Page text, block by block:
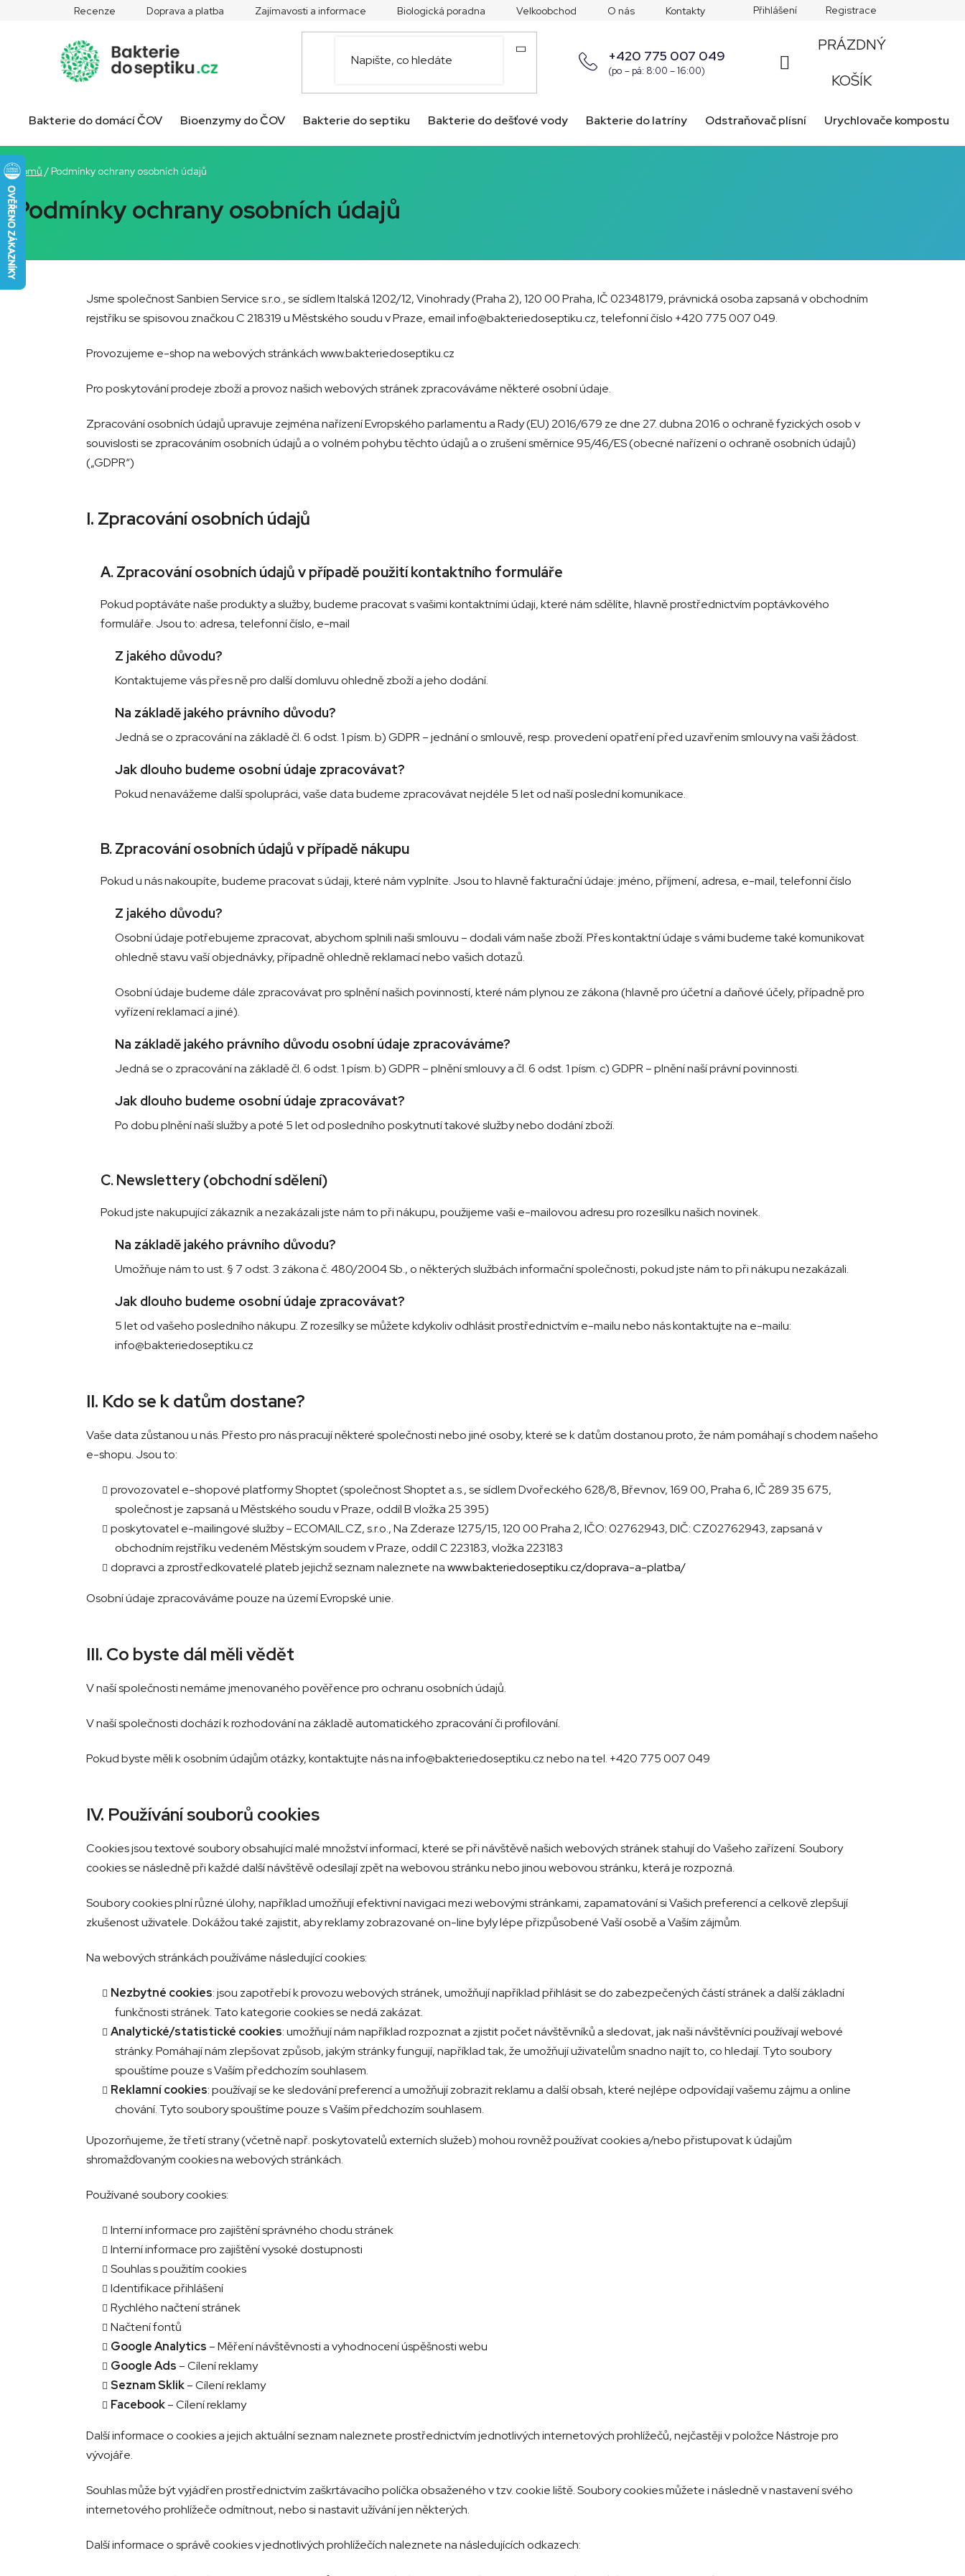
Recenze Doprava a platba Zajímavosti a informace Biologická poradna Velkoobchod O nás Kontakty Přihlášení Registrace
+420 775 007 049
(po – pá: 8:00 – 16:00)
NÁKUPNÍ
KOŠÍK
PRÁZDNÝ
KOŠÍK
Bakterie do domácí ČOV Bioenzymy do ČOV Bakterie do septiku Bakterie do dešťové vody Bakterie do latríny Odstraňovač plísní Urychlovače kompostu
Domů / Podmínky ochrany osobních údajů
Podmínky ochrany osobních údajů
Jsme společnost Sanbien Service s.r.o., se sídlem Italská 1202/12, Vinohrady (Praha 2), 120 00 Praha, IČ 02348179, právnická osoba zapsaná v obchodním
rejstříku se spisovou značkou C 218319 u Městského soudu v Praze, email info@bakteriedoseptiku.cz, telefonní číslo +420 775 007 049.
Provozujeme e-shop na webových stránkách www.bakteriedoseptiku.cz
Pro poskytování prodeje zboží a provoz našich webových stránek zpracováváme některé osobní údaje.
Zpracování osobních údajů upravuje zejména nařízení Evropského parlamentu a Rady (EU) 2016/679 ze dne 27. dubna 2016 o ochraně fyzických osob v
souvislosti se zpracováním osobních údajů a o volném pohybu těchto údajů a o zrušení směrnice 95/46/ES (obecné nařízení o ochraně osobních údajů)
(„GDPR“)
I. Zpracování osobních údajů
A. Zpracování osobních údajů v případě použití kontaktního formuláře
Pokud poptáváte naše produkty a služby, budeme pracovat s vašimi kontaktními údaji, které nám sdělíte, hlavně prostřednictvím poptávkového
formuláře. Jsou to: adresa, telefonní číslo, e-mail
Z jakého důvodu?
Kontaktujeme vás přes ně pro další domluvu ohledně zboží a jeho dodání.
Na základě jakého právního důvodu?
Jedná se o zpracování na základě čl. 6 odst. 1 písm. b) GDPR – jednání o smlouvě, resp. provedení opatření před uzavřením smlouvy na vaši žádost.
Jak dlouho budeme osobní údaje zpracovávat?
Pokud nenavážeme další spolupráci, vaše data budeme zpracovávat nejdéle 5 let od naší poslední komunikace.
B. Zpracování osobních údajů v případě nákupu
Pokud u nás nakoupíte, budeme pracovat s údaji, které nám vyplníte. Jsou to hlavně fakturační údaje: jméno, příjmení, adresa, e-mail, telefonní číslo
Z jakého důvodu?
Osobní údaje potřebujeme zpracovat, abychom splnili naši smlouvu – dodali vám naše zboží. Přes kontaktní údaje s vámi budeme také komunikovat
ohledně stavu vaší objednávky, případně ohledně reklamací nebo vašich dotazů.
Osobní údaje budeme dále zpracovávat pro splnění našich povinností, které nám plynou ze zákona (hlavně pro účetní a daňové účely, případně pro
vyřízení reklamací a jiné).
Na základě jakého právního důvodu osobní údaje zpracováváme?
Jedná se o zpracování na základě čl. 6 odst. 1 písm. b) GDPR – plnění smlouvy a čl. 6 odst. 1 písm. c) GDPR – plnění naší právní povinnosti.
Jak dlouho budeme osobní údaje zpracovávat?
Po dobu plnění naší služby a poté 5 let od posledního poskytnutí takové služby nebo dodání zboží.
C. Newslettery (obchodní sdělení)
Pokud jste nakupující zákazník a nezakázali jste nám to při nákupu, použijeme vaši e-mailovou adresu pro rozesílku našich novinek.
Na základě jakého právního důvodu?
Umožňuje nám to ust. § 7 odst. 3 zákona č. 480/2004 Sb., o některých službách informační společnosti, pokud jste nám to při nákupu nezakázali.
Jak dlouho budeme osobní údaje zpracovávat?
5 let od vašeho posledního nákupu. Z rozesílky se můžete kdykoliv odhlásit prostřednictvím e-mailu nebo nás kontaktujte na e-mailu:
info@bakteriedoseptiku.cz
II. Kdo se k datům dostane?
Vaše data zůstanou u nás. Přesto pro nás pracují některé společnosti nebo jiné osoby, které se k datům dostanou proto, že nám pomáhají s chodem našeho
e-shopu. Jsou to:
provozovatel e-shopové platformy Shoptet (společnost Shoptet a.s., se sídlem Dvořeckého 628/8, Břevnov, 169 00, Praha 6, IČ 289 35 675,
společnost je zapsaná u Městského soudu v Praze, oddíl B vložka 25 395)
poskytovatel e-mailingové služby – ECOMAIL.CZ, s.r.o., Na Zderaze 1275/15, 120 00 Praha 2, IČO: 02762943, DIČ: CZ02762943, zapsaná v
obchodním rejstříku vedeném Městským soudem v Praze, oddíl C 223183, vložka 223183
dopravci a zprostředkovatelé plateb jejichž seznam naleznete nawww.bakteriedoseptiku.cz/doprava-a-platba/
Osobní údaje zpracováváme pouze na území Evropské unie.
III. Co byste dál měli vědět
V naší společnosti nemáme jmenovaného pověřence pro ochranu osobních údajů.
V naší společnosti dochází k rozhodování na základě automatického zpracování či profilování.
Pokud byste měli k osobním údajům otázky, kontaktujte nás na info@bakteriedoseptiku.cz nebo na tel. +420 775 007 049
IV. Používání souborů cookies
Cookies jsou textové soubory obsahující malé množství informací, které se při návštěvě našich webových stránek stahují do Vašeho zařízení. Soubory
cookies se následně při každé další návštěvě odesílají zpět na webovou stránku nebo jinou webovou stránku, která je rozpozná.
Soubory cookies plní různé úlohy, například umožňují efektivní navigaci mezi webovými stránkami, zapamatování si Vašich preferencí a celkově zlepšují
zkušenost uživatele. Dokážou také zajistit, aby reklamy zobrazované on-line byly lépe přizpůsobené Vaší osobě a Vaším zájmům.
Na webových stránkách používáme následující cookies:
Nezbytné cookies: jsou zapotřebí k provozu webových stránek, umožňují například přihlásit se do zabezpečených částí stránek a další základní
funkčnosti stránek. Tato kategorie cookies se nedá zakázat.
Analytické/statistické cookies: umožňují nám například rozpoznat a zjistit počet návštěvníků a sledovat, jak naši návštěvníci používají webové
stránky. Pomáhají nám zlepšovat způsob, jakým stránky fungují, například tak, že umožňují uživatelům snadno najít to, co hledají. Tyto soubory
spouštíme pouze s Vaším předchozím souhlasem.
Reklamní cookies: používají se ke sledování preferencí a umožňují zobrazit reklamu a další obsah, které nejlépe odpovídají vašemu zájmu a online
chování. Tyto soubory spouštíme pouze s Vaším předchozím souhlasem.
Upozorňujeme, že třetí strany (včetně např. poskytovatelů externích služeb) mohou rovněž používat cookies a/nebo přistupovat k údajům
shromažďovaným cookies na webových stránkách.
Používané soubory cookies:
Interní informace pro zajištění správného chodu stránek
Interní informace pro zajištění vysoké dostupnosti
Souhlas s použitím cookies
Identifikace přihlášení
Rychlého načtení stránek
Načtení fontů
Google Analytics – Měření návštěvnosti a vyhodnocení úspěšnosti webu
Google Ads – Cílení reklamy
Seznam Sklik– Cílení reklamy
Facebook– Cílení reklamy
Další informace o cookies a jejich aktuální seznam naleznete prostřednictvím jednotlivých internetových prohlížečů, nejčastěji v položce Nástroje pro
vývojáře.
Souhlas může být vyjádřen prostřednictvím zaškrtávacího políčka obsaženého v tzv. cookie liště. Soubory cookies můžete i následně v nastavení svého
internetového prohlížeče odmítnout, nebo si nastavit užívání jen některých.
Další informace o správě cookies v jednotlivých prohlížečích naleznete na následujících odkazech: